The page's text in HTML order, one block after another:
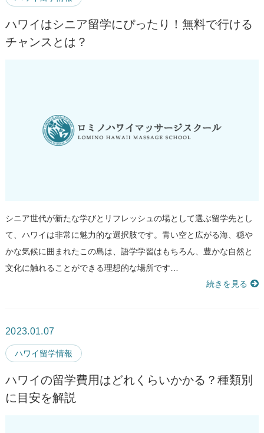
ハワイはシニア留学にぴったり！無料で行ける
チャンスとは？
シニア世代が新たな学びとリフレッシュの場として選ぶ留学先とし
て、ハワイは非常に魅力的な選択肢です。青い空と広がる海、穏や
かな気候に囲まれたこの島は、語学学習はもちろん、豊かな自然と
文化に触れることができる理想的な場所です…
続きを見る
2023.01.07
ハワイ留学情報
ハワイの留学費用はどれくらいかかる？種類別
に目安を解説